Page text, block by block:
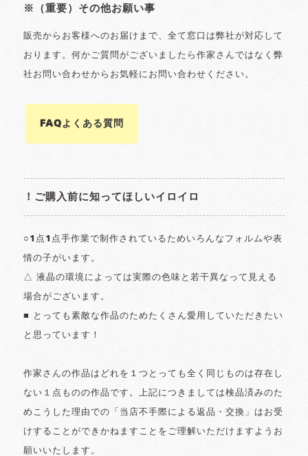
※（重要）その他お願い事
販売からお客様へのお届けまで、全て窓口は弊社が対応して
おります。何かご質問がございましたら作家さんではなく弊
社お問い合わせからお気軽にお問い合わせください。
FAQよくある質問
！ご購入前に知ってほしいイロイロ
○1点1点手作業で制作されているためいろんなフォルムや表
情の子がいます。
△ 液晶の環境によっては実際の色味と若干異なって見える
場合がございます。
■ とっても素敵な作品のためたくさん愛用していただきたい
と思っています！
作家さんの作品はどれを１つとっても全く同じものは存在し
ない１点ものの作品です。上記につきましては検品済みのた
めこうした理由での「当店不手際による返品・交換」はお受
けすることができかねますことをご理解いただけますようお
願いいたします。